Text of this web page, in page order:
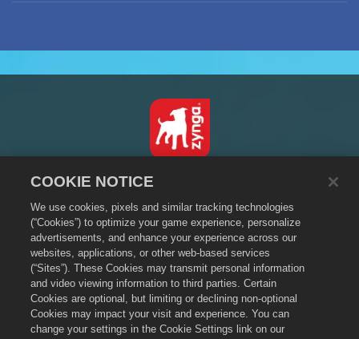
Informativa sulla privacy
Termini di servizio
Non vendere o condividere i miei dati personali
Informativa sui cookie
Politica sui rimborsi
Assistenza per lo store
Assistenza di gioco
COOKIE NOTICE
We use cookies, pixels and similar tracking technologies
(“Cookies”) to optimize your game experience, personalize
advertisements, and enhance your experience across our
websites, applications, or other web-based services
(“Sites”). These Cookies may transmit personal information
and video viewing information to third parties. Certain
Cookies are optional, but limiting or declining non-optional
Cookies may impact your visit and experience. You can
change your settings in the Cookie Settings link on our